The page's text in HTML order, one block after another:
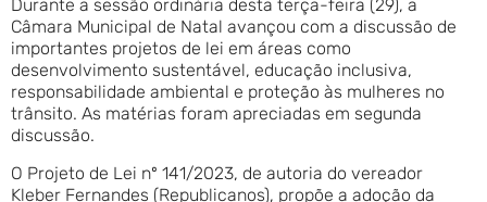
Durante a sessão ordinária desta terça-feira (29), a
Câmara Municipal de Natal avançou com a discussão de
importantes projetos de lei em áreas como
desenvolvimento sustentável, educação inclusiva,
responsabilidade ambiental e proteção às mulheres no
trânsito. As matérias foram apreciadas em segunda
discussão.
O Projeto de Lei nº 141/2023, de autoria do vereador
Kleber Fernandes (Republicanos), propõe a adoção da